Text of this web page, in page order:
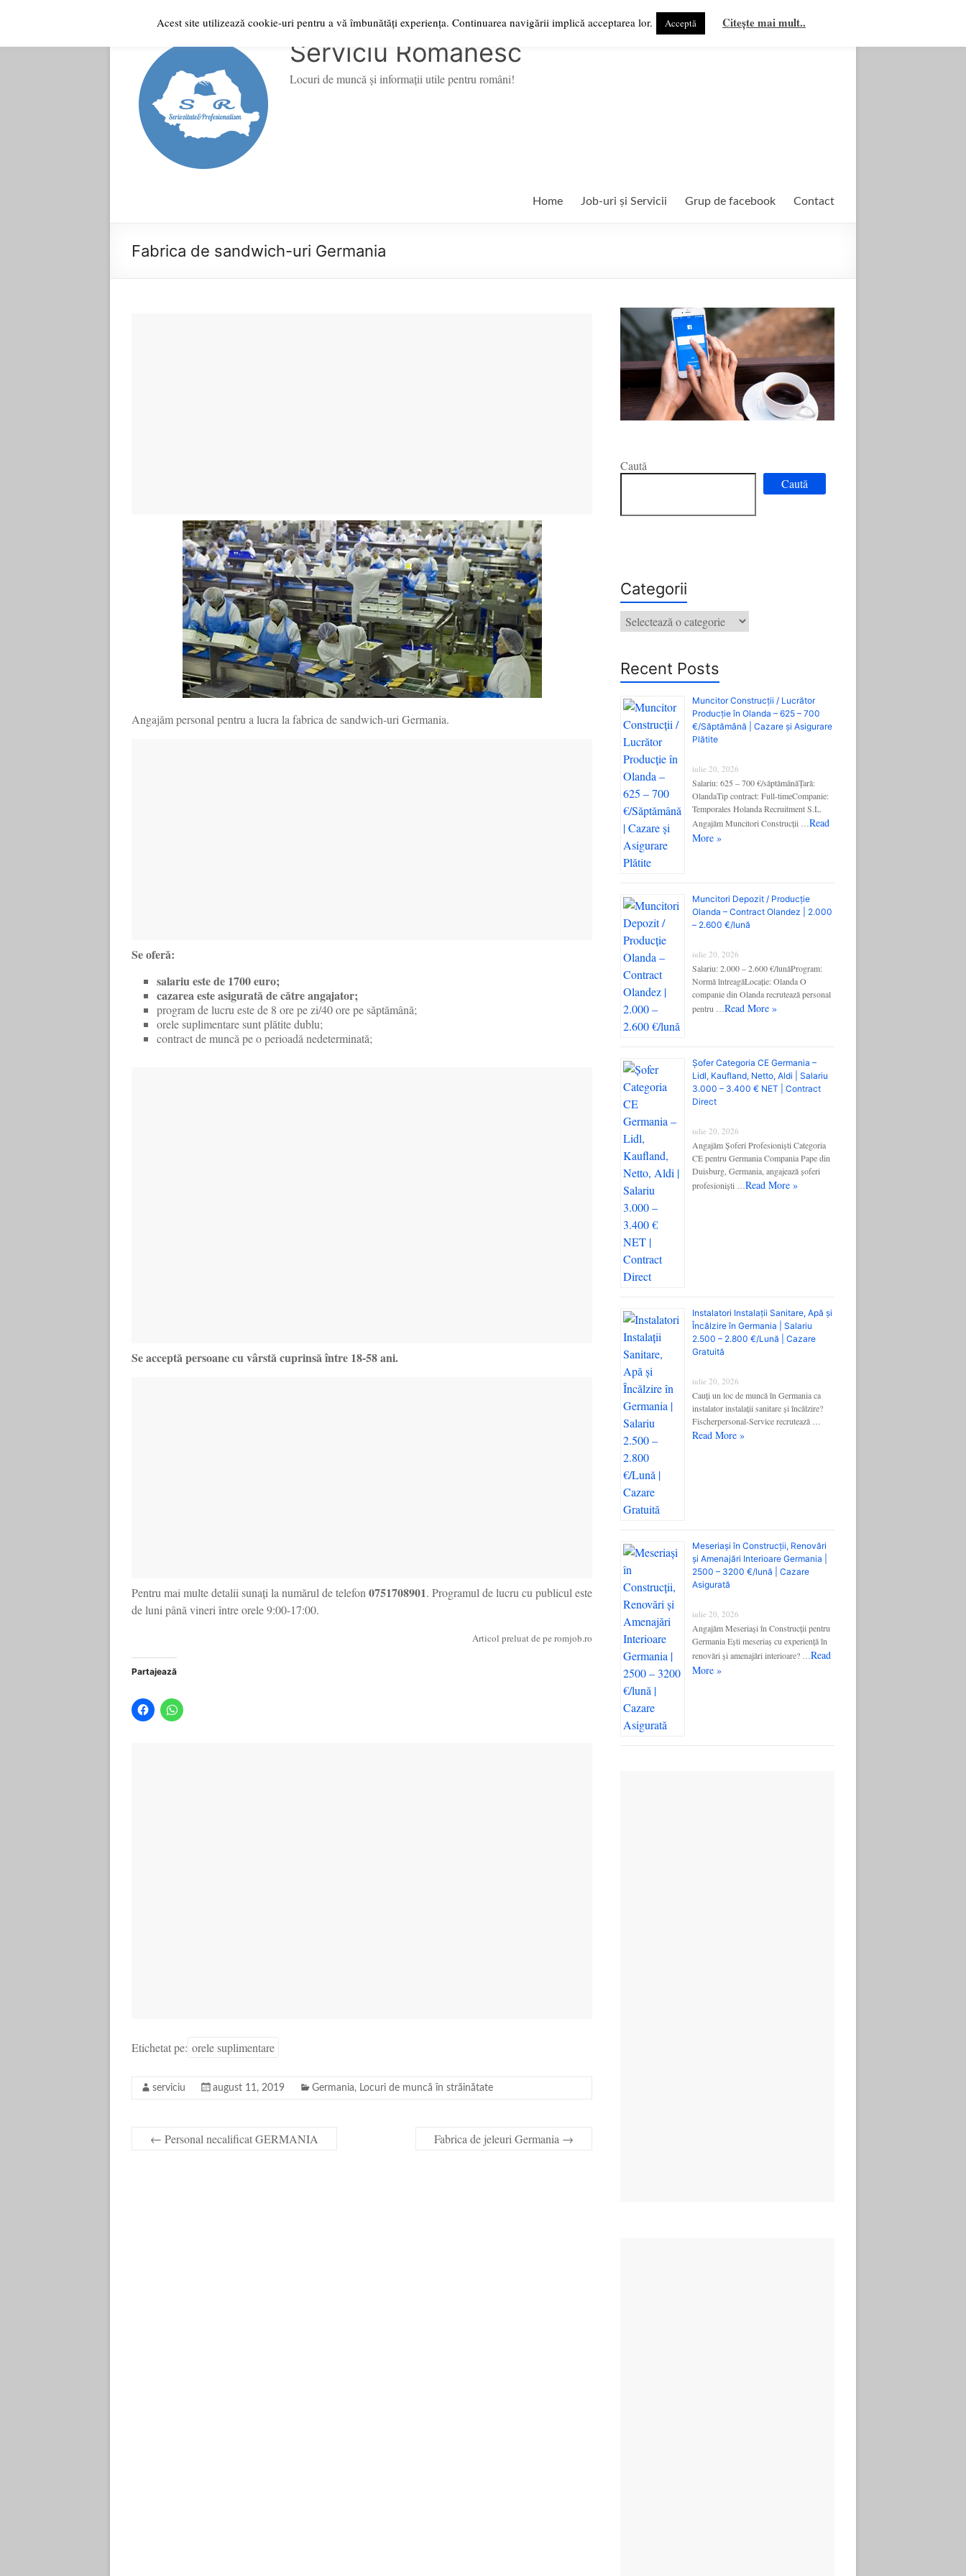
Serviciu Românesc
Locuri de muncă şi informații utile pentru români!
Home Job-uri și Servicii Grup de facebook Contact
Fabrica de sandwich-uri Germania
Angajăm personal pentru a lucra la fabrica de sandwich-uri Germania.
Se oferă:
salariu este de 1700 euro;
cazarea este asigurată de către angajator;
program de lucru este de 8 ore pe zi/40 ore pe săptămână;
orele suplimentare sunt plătite dublu;
contract de muncă pe o perioadă nedeterminată;
Se acceptă persoane cu vârstă cuprinsă între 18-58 ani.
Pentru mai multe detalii sunați la numărul de telefon 0751708901. Programul de lucru cu publicul este
de luni până vineri între orele 9:00-17:00.
Articol preluat de pe romjob.ro
Partajează
Etichetat pe: orele suplimentare
serviciu august 11, 2019 Germania, Locuri de muncă în străinătate
← Personal necalificat GERMANIA Fabrica de jeleuri Germania →
Caută
Caută
Categorii
Categorii
Recent Posts
Muncitor Construcții / Lucrător
Producție în Olanda – 625 – 700
€/Săptămână | Cazare și Asigurare
Plătite
iulie 20, 2026
Salariu: 625 – 700 €/săptămânăȚară:
OlandaTip contract: Full-timeCompanie:
Temporales Holanda Recruitment S.L.
Angajăm Muncitori Construcții … Read
More »
Muncitori Depozit / Producție
Olanda – Contract Olandez | 2.000
– 2.600 €/lună
iulie 20, 2026
Salariu: 2.000 – 2.600 €/lunăProgram:
Normă întreagăLocație: Olanda O
companie din Olanda recrutează personal
pentru … Read More »
Șofer Categoria CE Germania –
Lidl, Kaufland, Netto, Aldi | Salariu
3.000 – 3.400 € NET | Contract
Direct
iulie 20, 2026
Angajăm Șoferi Profesioniști Categoria
CE pentru Germania Compania Pape din
Duisburg, Germania, angajează șoferi
profesioniști … Read More »
Instalatori Instalații Sanitare, Apă și
Încălzire în Germania | Salariu
2.500 – 2.800 €/Lună | Cazare
Gratuită
iulie 20, 2026
Cauți un loc de muncă în Germania ca
instalator instalații sanitare și încălzire?
Fischerpersonal-Service recrutează …
Read More »
Meseriași în Construcții, Renovări
și Amenajări Interioare Germania |
2500 – 3200 €/lună | Cazare
Asigurată
iulie 20, 2026
Angajăm Meseriași în Construcții pentru
Germania Ești meseriaș cu experiență în
renovări și amenajări interioare? … Read
More »
Acest site utilizează cookie-uri pentru a vă îmbunătăți experiența. Continuarea navigării implică acceptarea lor. Acceptă Citește mai mult..